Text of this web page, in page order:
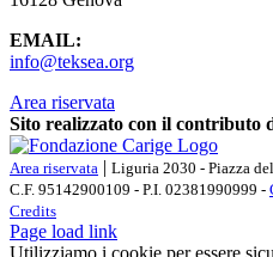
EMAIL:
info@teksea.org
Area riservata
Sito realizzato con il contributo
Area riservata | Liguria 2030 - Piazza
C.F. 95142900109 - P.I. 02381990999 -
Credits
Page load link
Utilizziamo i cookie per essere